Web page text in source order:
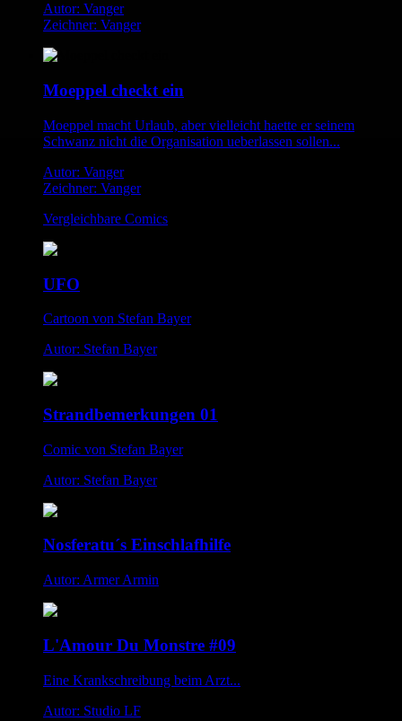
Autor: Vanger
Zeichner: Vanger
Moeppel checkt ein
Moeppel macht Urlaub, aber vielleicht haette er seinem
Schwanz nicht die Organisation ueberlassen sollen...
Autor: Vanger
Zeichner: Vanger
Vergleichbare Comics
UFO
Cartoon von Stefan Bayer
Autor: Stefan Bayer
Strandbemerkungen 01
Comic von Stefan Bayer
Autor: Stefan Bayer
Nosferatu´s Einschlafhilfe
Autor: Armer Armin
L'Amour Du Monstre #09
Eine Krankschreibung beim Arzt...
Autor: Studio LF